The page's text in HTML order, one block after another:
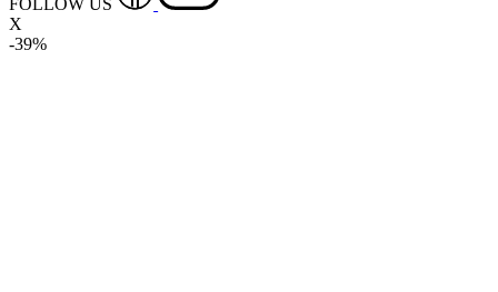
FOLLOW US
X
-39%